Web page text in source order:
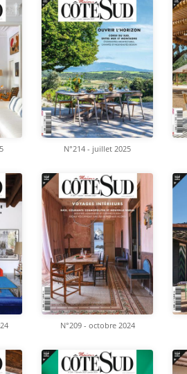
N°214 - juillet 2025
N°209 - octobre 2024